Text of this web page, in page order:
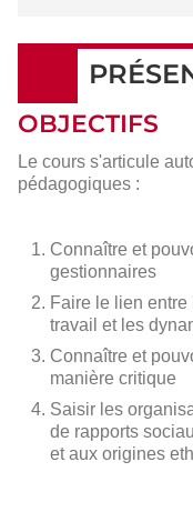
OBJECTIFS
Le cours s'articule
pédagogiques :
Connaître et
gestionnaires
Faire le lien
travail et les
Connaître et
manière critique
Saisir les
de rapports
et aux origines